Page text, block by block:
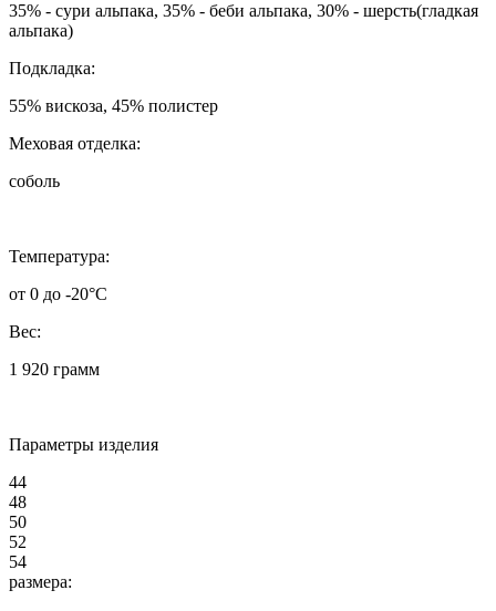
35% - сури альпака, 35% - беби альпака, 30% - шерсть(гладкая
альпака)
Подкладка:
55% вискоза, 45% полистер
Меховая отделка:
соболь
Температура:
от 0 до -20°C
Вес:
1 920 грамм
Параметры изделия
44
48
50
52
54
размера: